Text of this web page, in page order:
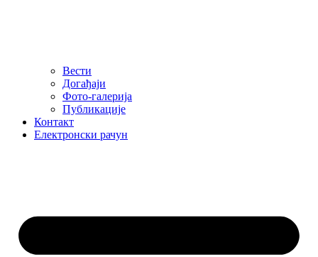
Вести
Догађаји
Фото-галерија
Публикације
Контакт
Електронски рачун